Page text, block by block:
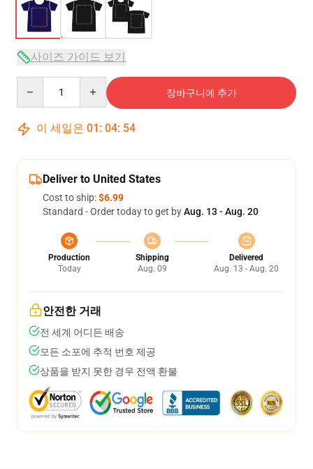
사이즈 가이드 보기
장바구니에 추가
이 세일은 01 : 04: 53
Deliver to United States
Cost to ship:$6.99
Standard - Order today to get byAug. 13 - Aug. 20
Production
Today
Shipping
Aug. 09
Delivered
Aug. 13 - Aug. 20
안전한 거래
전 세계 어디든 배송
모든 소포에 추적 번호 제공
상품을 받지 못한 경우 전액 환불